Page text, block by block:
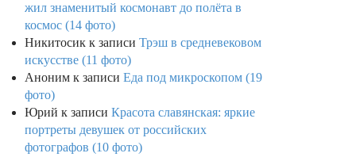
жил знаменитый космонавт до полёта в
космос (14 фото)
Никитосик к записи Трэш в средневековом
искусстве (11 фото)
Аноним к записи Еда под микроскопом (19
фото)
Юрий к записи Красота славянская: яркие
портреты девушек от российских
фотографов (10 фото)